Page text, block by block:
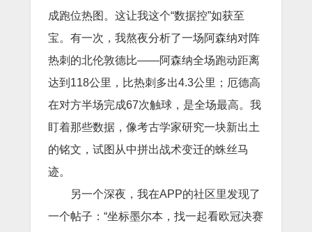
成跑位热图。这让我这个“数据控”如获至
宝。有一次，我熬夜分析了一场阿森纳对阵
热刺的北伦敦德比——阿森纳全场跑动距离
达到118公里，比热刺多出4.3公里；厄德高
在对方半场完成67次触球，是全场最高。我
盯着那些数据，像考古学家研究一块新出土
的铭文，试图从中拼出战术变迁的蛛丝马
迹。
另一个深夜，我在APP的社区里发现了
一个帖子：“坐标墨尔本，找一起看欧冠决赛